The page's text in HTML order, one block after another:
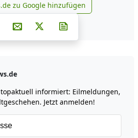
news.de zu Google
zu Google hinzufügen
Teilen auf Facebook
Teilen auf Whatsapp
Teilen auf Telegram
auf Pinterest
Per E-Mail teilen
Post auf X
informiert: Eilmeldungen,
Jetzt anmelden!